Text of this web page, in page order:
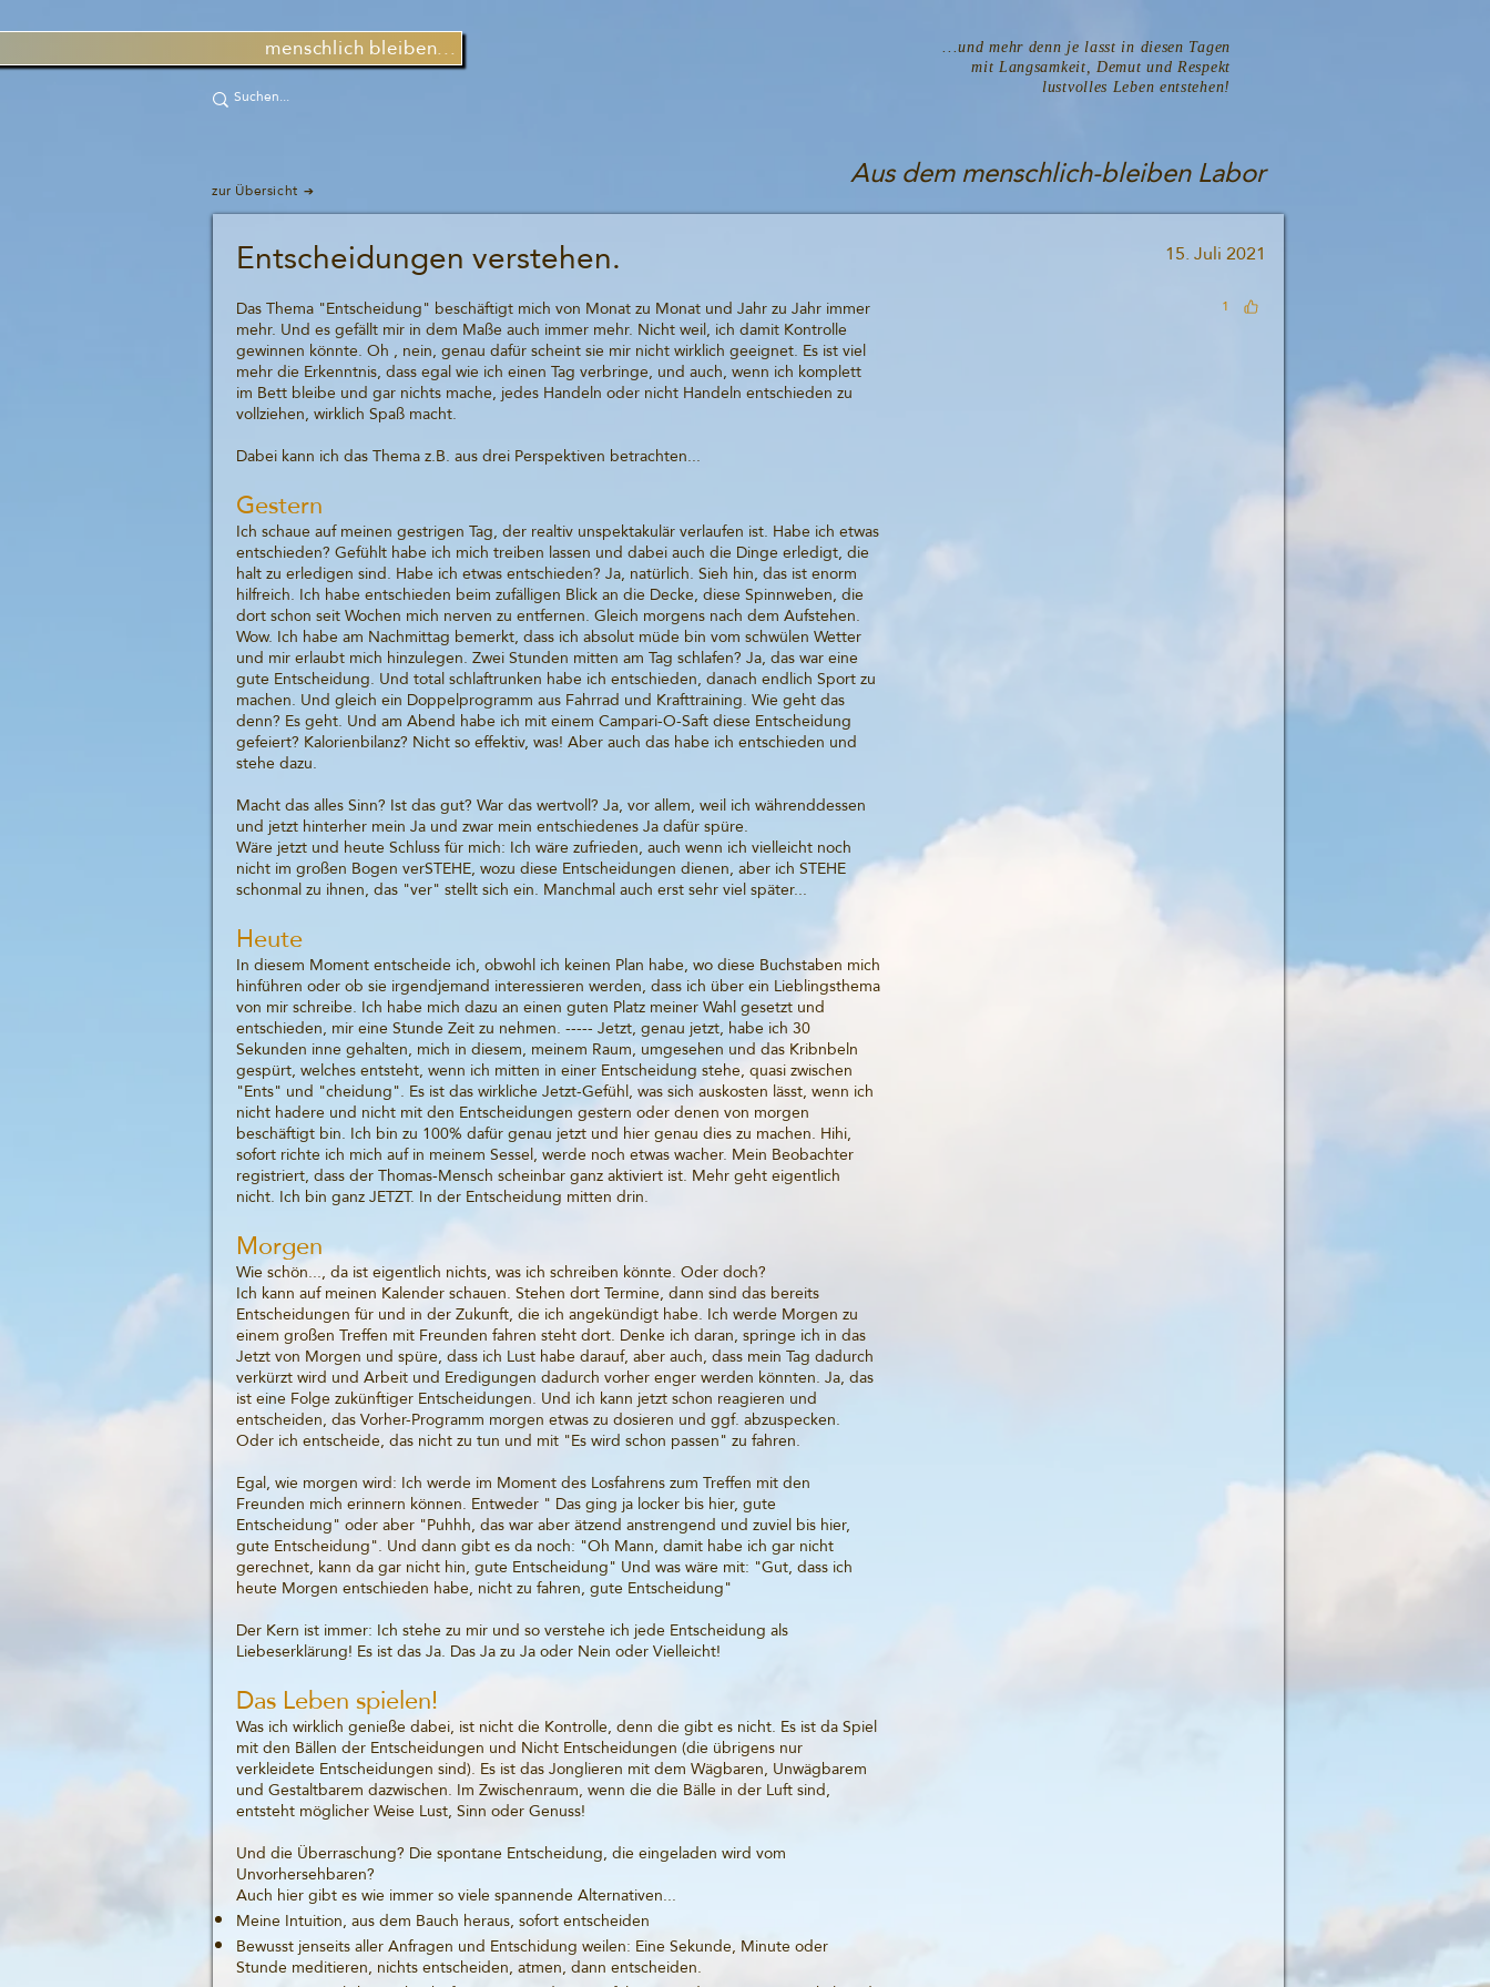
menschlich bleiben... ...und mehr denn je lasst in diesen Tagen
mit Langsamkeit, Demut und Respekt
lustvolles Leben entstehen!
zur Übersicht Aus dem menschlich-bleiben Labor
Entscheidungen verstehen.
Das Thema "Entscheidung" beschäftigt mich von Monat zu Monat und Jahr zu Jahr immer
mehr. Und es gefällt mir in dem Maße auch immer mehr. Nicht weil, ich damit Kontrolle
gewinnen könnte. Oh , nein, genau dafür scheint sie mir nicht wirklich geeignet. Es ist viel
mehr die Erkenntnis, dass egal wie ich einen Tag verbringe, und auch, wenn ich komplett
im Bett bleibe und gar nichts mache, jedes Handeln oder nicht Handeln entschieden zu
vollziehen, wirklich Spaß macht.
Dabei kann ich das Thema z.B. aus drei Perspektiven betrachten...
Gestern
Ich schaue auf meinen gestrigen Tag, der realtiv unspektakulär verlaufen ist. Habe ich etwas
entschieden? Gefühlt habe ich mich treiben lassen und dabei auch die Dinge erledigt, die
halt zu erledigen sind. Habe ich etwas entschieden? Ja, natürlich. Sieh hin, das ist enorm
hilfreich. Ich habe entschieden beim zufälligen Blick an die Decke, diese Spinnweben, die
dort schon seit Wochen mich nerven zu entfernen. Gleich morgens nach dem Aufstehen.
Wow. Ich habe am Nachmittag bemerkt, dass ich absolut müde bin vom schwülen Wetter
und mir erlaubt mich hinzulegen. Zwei Stunden mitten am Tag schlafen? Ja, das war eine
gute Entscheidung. Und total schlaftrunken habe ich entschieden, danach endlich Sport zu
machen. Und gleich ein Doppelprogramm aus Fahrrad und Krafttraining. Wie geht das
denn? Es geht. Und am Abend habe ich mit einem Campari-O-Saft diese Entscheidung
gefeiert? Kalorienbilanz? Nicht so effektiv, was! Aber auch das habe ich entschieden und
stehe dazu.
Macht das alles Sinn? Ist das gut? War das wertvoll? Ja, vor allem, weil ich währenddessen
und jetzt hinterher mein Ja und zwar mein entschiedenes Ja dafür spüre.
Wäre jetzt und heute Schluss für mich: Ich wäre zufrieden, auch wenn ich vielleicht noch
nicht im großen Bogen verSTEHE, wozu diese Entscheidungen dienen, aber ich STEHE
schonmal zu ihnen, das "ver" stellt sich ein. Manchmal auch erst sehr viel später...
Heute
In diesem Moment entscheide ich, obwohl ich keinen Plan habe, wo diese Buchstaben mich
hinführen oder ob sie irgendjemand interessieren werden, dass ich über ein Lieblingsthema
von mir schreibe. Ich habe mich dazu an einen guten Platz meiner Wahl gesetzt und
entschieden, mir eine Stunde Zeit zu nehmen. ----- Jetzt, genau jetzt, habe ich 30
Sekunden inne gehalten, mich in diesem, meinem Raum, umgesehen und das Kribnbeln
gespürt, welches entsteht, wenn ich mitten in einer Entscheidung stehe, quasi zwischen
"Ents" und "cheidung". Es ist das wirkliche Jetzt-Gefühl, was sich auskosten lässt, wenn ich
nicht hadere und nicht mit den Entscheidungen gestern oder denen von morgen
beschäftigt bin. Ich bin zu 100% dafür genau jetzt und hier genau dies zu machen. Hihi,
sofort richte ich mich auf in meinem Sessel, werde noch etwas wacher. Mein Beobachter
registriert, dass der Thomas-Mensch scheinbar ganz aktiviert ist. Mehr geht eigentlich
nicht. Ich bin ganz JETZT. In der Entscheidung mitten drin.
Morgen
Wie schön..., da ist eigentlich nichts, was ich schreiben könnte. Oder doch?
Ich kann auf meinen Kalender schauen. Stehen dort Termine, dann sind das bereits
Entscheidungen für und in der Zukunft, die ich angekündigt habe. Ich werde Morgen zu
einem großen Treffen mit Freunden fahren steht dort. Denke ich daran, springe ich in das
Jetzt von Morgen und spüre, dass ich Lust habe darauf, aber auch, dass mein Tag dadurch
verkürzt wird und Arbeit und Eredigungen dadurch vorher enger werden könnten. Ja, das
ist eine Folge zukünftiger Entscheidungen. Und ich kann jetzt schon reagieren und
entscheiden, das Vorher-Programm morgen etwas zu dosieren und ggf. abzuspecken.
Oder ich entscheide, das nicht zu tun und mit "Es wird schon passen" zu fahren.
Egal, wie morgen wird: Ich werde im Moment des Losfahrens zum Treffen mit den
Freunden mich erinnern können. Entweder " Das ging ja locker bis hier, gute
Entscheidung" oder aber "Puhhh, das war aber ätzend anstrengend und zuviel bis hier,
gute Entscheidung". Und dann gibt es da noch: "Oh Mann, damit habe ich gar nicht
gerechnet, kann da gar nicht hin, gute Entscheidung" Und was wäre mit: "Gut, dass ich
heute Morgen entschieden habe, nicht zu fahren, gute Entscheidung"
Der Kern ist immer: Ich stehe zu mir und so verstehe ich jede Entscheidung als
Liebeserklärung! Es ist das Ja. Das Ja zu Ja oder Nein oder Vielleicht!
Das Leben spielen!
Was ich wirklich genieße dabei, ist nicht die Kontrolle, denn die gibt es nicht. Es ist da Spiel
mit den Bällen der Entscheidungen und Nicht Entscheidungen (die übrigens nur
verkleidete Entscheidungen sind). Es ist das Jonglieren mit dem Wägbaren, Unwägbarem
und Gestaltbarem dazwischen. Im Zwischenraum, wenn die die Bälle in der Luft sind,
entsteht möglicher Weise Lust, Sinn oder Genuss!
Und die Überraschung? Die spontane Entscheidung, die eingeladen wird vom
Unvorhersehbaren?
Auch hier gibt es wie immer so viele spannende Alternativen...
Meine Intuition, aus dem Bauch heraus, sofort entscheiden
Bewusst jenseits aller Anfragen und Entschidung weilen: Eine Sekunde, Minute oder
Stunde meditieren, nichts entscheiden, atmen, dann entscheiden.
15. Juli 2021
1